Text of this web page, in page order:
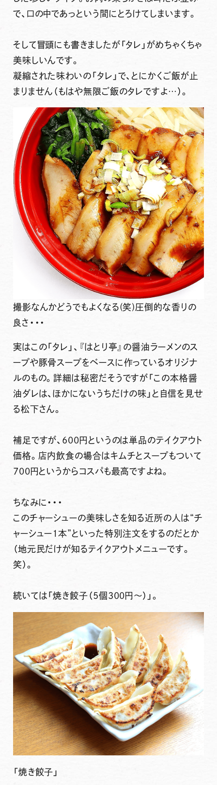
で、口の中であっという間にとろけてしまいます。
そして冒頭にも書きましたが 「タレ」がめちゃくちゃ
美味しいんです。
凝縮された味わいの「タレ」で、とにかくご飯が止
まりません（もはや無限ご飯のタレですよ…）。
撮影なんかどうでもよくなる(笑)圧倒的な香りの
良さ・・・
実はこの「タレ」、『はとり亭』の醤油ラーメンのス
ープや豚骨スープをベースに作っているオリジナ
ルのもの。詳細は秘密だそうですが「この本格醤
油ダレは、ほかにないうちだけの味」と自信を見せ
る松下さん。
補足ですが、600円というのは単品のテイクアウト
価格。 店内飲食の場合はキムチとスープもついて
700円というからコスパも最高ですよね。
ちなみに・・・
このチャーシューの美味しさを知る近所の人は“チ
ャーシュー1本”といった特別注文をするのだとか
（地元民だけが知るテイクアウトメニューです。
笑）。
続いては 「焼き餃子（5個300円～）」 。
「焼き餃子」